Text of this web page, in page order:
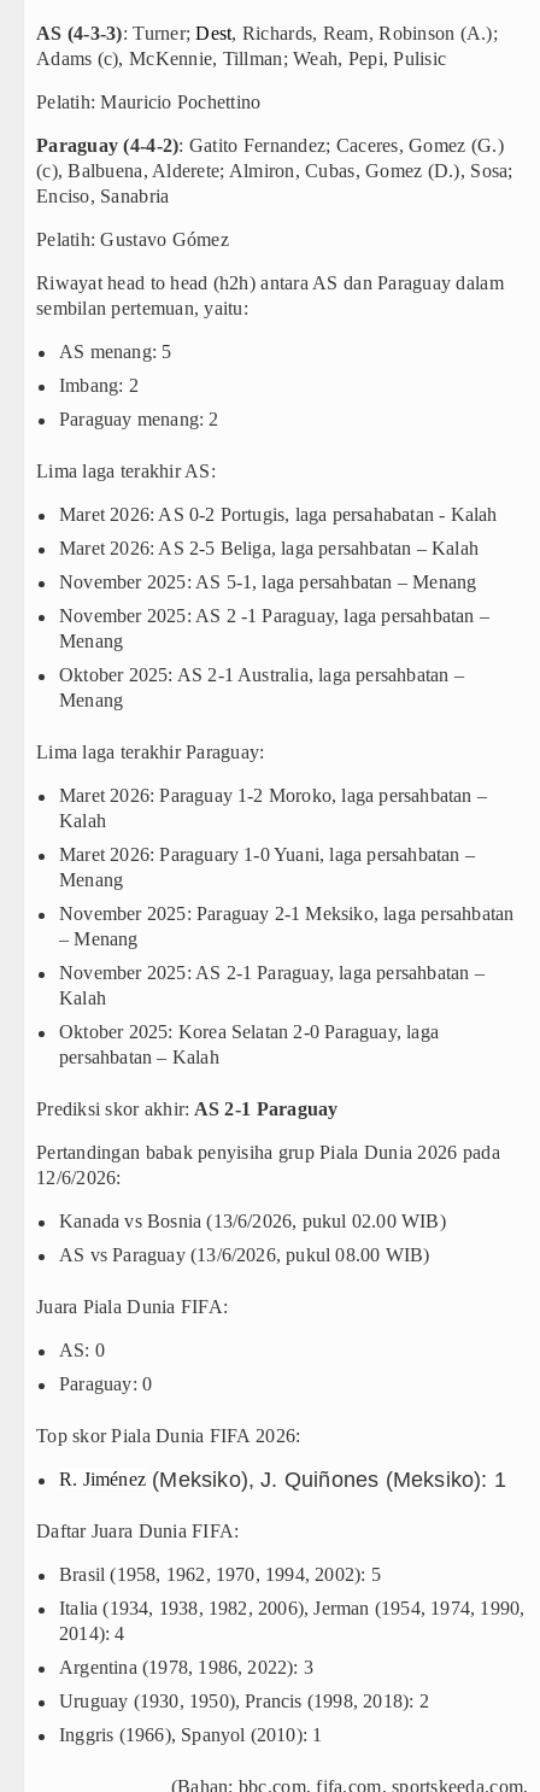
AS (4-3-3): Turner;Dest, Richards, Ream, Robinson (A.);
Adams (c), McKennie, Tillman; Weah, Pepi, Pulisic
Pelatih: Mauricio Pochettino
Paraguay (4-4-2): Gatito Fernandez; Caceres, Gomez (G.)
(c), Balbuena, Alderete; Almiron, Cubas, Gomez (D.), Sosa;
Enciso, Sanabria
Pelatih: Gustavo Gómez
Riwayat head to head (h2h) antara AS dan Paraguay dalam
sembilan pertemuan, yaitu:
AS menang: 5
Imbang: 2
Paraguay menang: 2
Lima laga terakhir AS:
Maret 2026: AS 0-2 Portugis, laga persahabatan - Kalah
Maret 2026: AS 2-5 Beliga, laga persahbatan – Kalah
November 2025: AS 5-1, laga persahbatan – Menang
November 2025: AS 2 -1 Paraguay, laga persahbatan –
Menang
Oktober 2025: AS 2-1 Australia, laga persahbatan –
Menang
Lima laga terakhir Paraguay:
Maret 2026: Paraguay 1-2 Moroko, laga persahbatan –
Kalah
Maret 2026: Paraguary 1-0 Yuani, laga persahbatan –
Menang
November 2025: Paraguay 2-1Meksiko, laga persahbatan
– Menang
November 2025: AS 2-1 Paraguay, laga persahbatan –
Kalah
Oktober 2025: Korea Selatan 2-0 Paraguay, laga
persahbatan – Kalah
Prediksi skor akhir: AS 2-1 Paraguay
Pertandingan babak penyisiha grup Piala Dunia 2026 pada
12/6/2026:
Kanada vs Bosnia (13/6/2026, pukul 02.00 WIB)
AS vs Paraguay (13/6/2026, pukul 08.00 WIB)
Juara Piala Dunia FIFA:
AS: 0
Paraguay: 0
Top skor Piala Dunia FIFA 2026:
R. Jiménez(Meksiko), J. Quiñones (Meksiko): 1
Daftar Juara Dunia FIFA:
Brasil (1958, 1962, 1970, 1994, 2002): 5
Italia (1934, 1938, 1982, 2006), Jerman (1954, 1974, 1990,
2014): 4
Argentina (1978, 1986, 2022): 3
Uruguay (1930, 1950), Prancis (1998, 2018): 2
Inggris (1966), Spanyol (2010): 1
(Bahan: bbc.com, fifa.com, sportskeeda.com,